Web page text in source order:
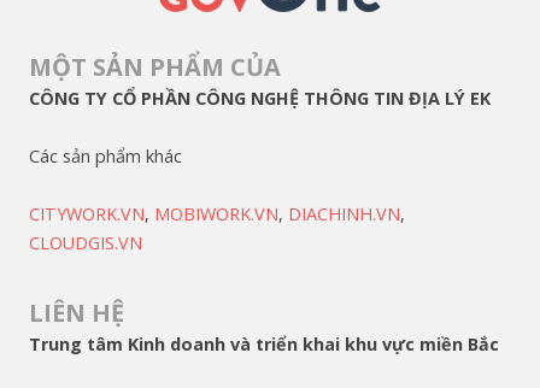
MỘT SẢN PHẨM CỦA
CÔNG TY CỔ PHẦN CÔNG NGHỆ THÔNG TIN ĐỊA LÝ EK
Các sản phẩm khác
CITYWORK.VN, MOBIWORK.VN, DIACHINH.VN,
CLOUDGIS.VN
LIÊN HỆ
Trung tâm Kinh doanh và triển khai khu vực miền Bắc